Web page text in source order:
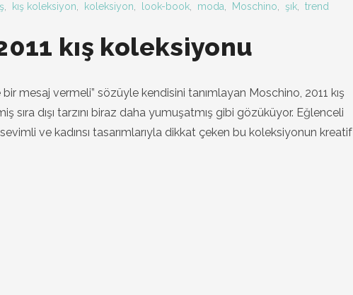
kış koleksiyon koleksiyon look-book moda Moschino şık trend
kış koleksiyonu
mesaj vermeli” sözüyle kendisini tanımlayan Moschino, 2011 kış
sıra dışı tarzını biraz daha yumuşatmış gibi gözüküyor. Eğlenceli
ve kadınsı tasarımlarıyla dikkat çeken bu koleksiyonun kreatif